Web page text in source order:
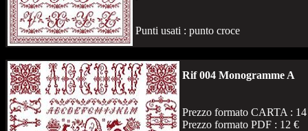
Punti usati : punto croce
Rif 004 Monogramme A
Prezzo formato CARTA :
Prezzo formato PDF : 12 €